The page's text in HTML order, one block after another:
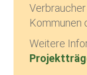
Kommunen
Weitere